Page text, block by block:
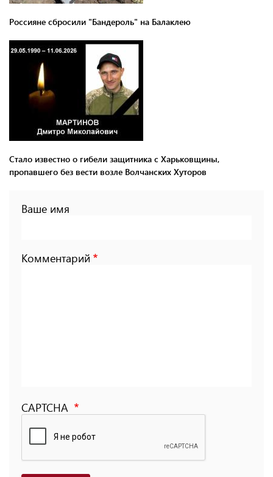
Россияне сбросили "Бандероль" на Балаклею
Стало известно о гибели защитника с Харьковщины,
пропавшего без вести возле Волчанских Хуторов
Ваше имя
Комментарий
CAPTCHA